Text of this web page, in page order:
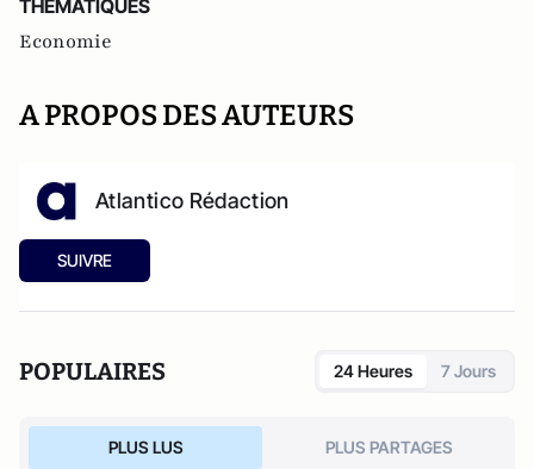
THEMATIQUES
Economie
A PROPOS DES AUTEURS
Atlantico Rédaction
SUIVRE
POPULAIRES 24 Heures 7 Jours
PLUS LUS PLUS PARTAGES